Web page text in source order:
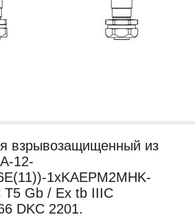
взрывозащищенный из
12-
1xKAEPM2MHK-
Т5 Gb / Ex tb IIIC
DKC 2201.